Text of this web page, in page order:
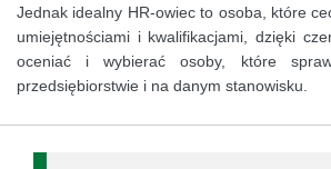
Jednak idealny HR-owiec to osoba, które
umiejętnościami i kwalifikacjami, dzięki
oceniać i wybierać osoby, które
przedsiębiorstwie i na danym stanowisku.